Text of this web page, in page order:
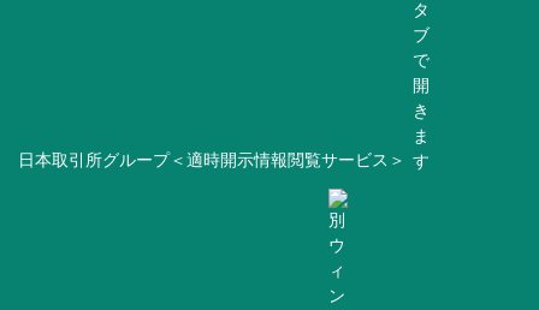
日本取引所グループ＜適時開示情報閲覧サービス＞